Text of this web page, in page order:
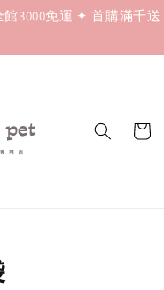
3000免運 ✦ 首購滿千送